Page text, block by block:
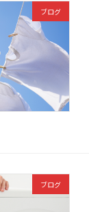
ブログ
ブログ